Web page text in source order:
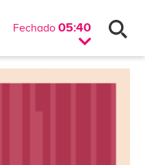
Fechado 05:40